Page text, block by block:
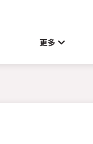
更多